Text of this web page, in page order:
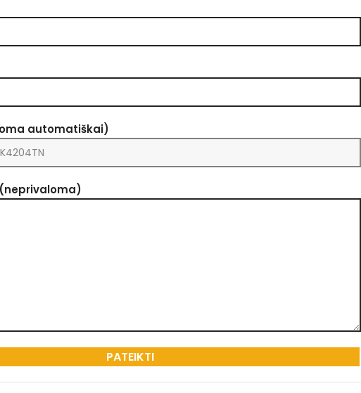
automatiškai)